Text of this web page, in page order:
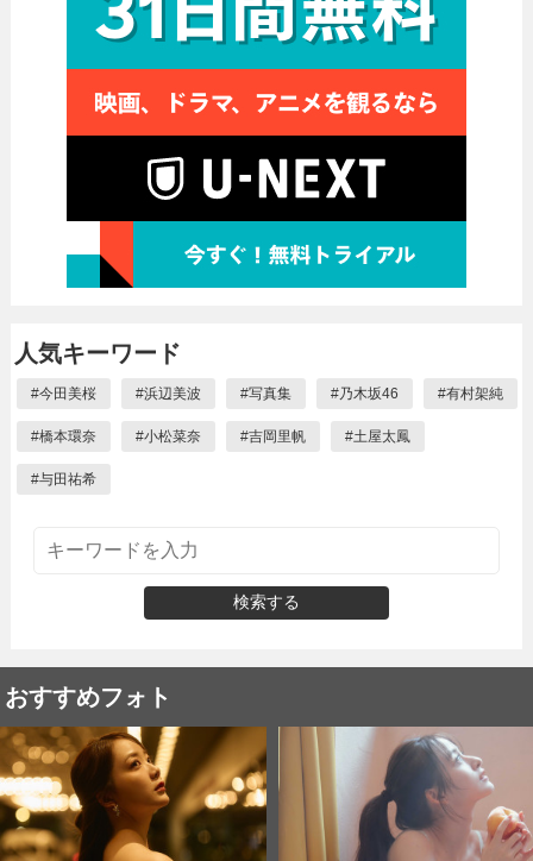
人気キーワード
#今田美桜 #浜辺美波 #写真集 #乃木坂46 #有村架純
#橋本環奈 #小松菜奈 #吉岡里帆 #土屋太鳳
#与田祐希
検索する
おすすめフォト